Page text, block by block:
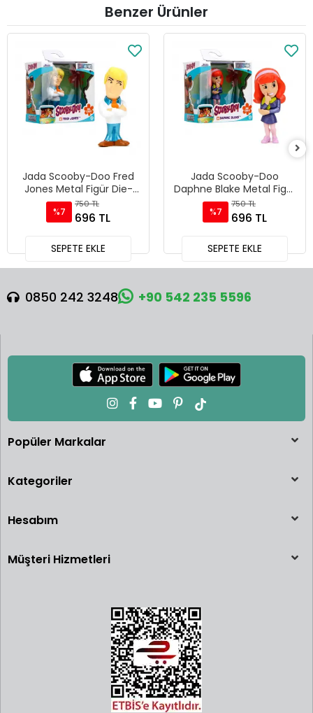
Benzer Ürünler
Jada Scooby-Doo Fred
Jones Metal Figür Die-
Cast Koleksiyonluk
Karakter - 85225
%7
750 TL
696 TL
SEPETE EKLE
Jada Scooby-Doo
Daphne Blake Metal Figür
Die-Cast Koleksiyonluk
Karakter - 85225
%7
750 TL
696 TL
SEPETE EKLE
0850 242 3248 +90 542 235 5596
Popüler Markalar
Kategoriler
Hesabım
Müşteri Hizmetleri